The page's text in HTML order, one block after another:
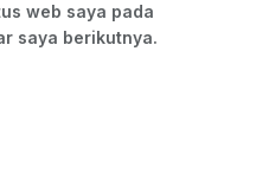
web saya pada
saya berikutnya.